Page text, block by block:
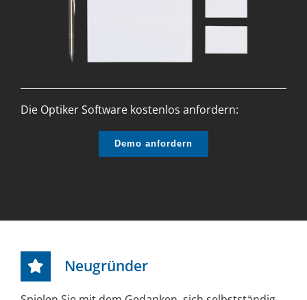
Die Optiker Software kostenlos anfordern:
Demo anfordern
Neugründer